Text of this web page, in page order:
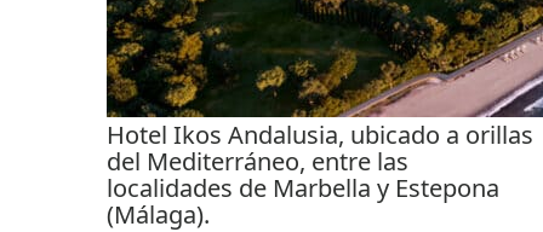
Hotel Ikos Andalusia, ubicado a orillas
del Mediterráneo, entre las
localidades de Marbella y Estepona
(Málaga).